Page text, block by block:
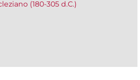
(180-305 d.C.)